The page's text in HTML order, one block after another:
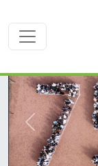
zurück